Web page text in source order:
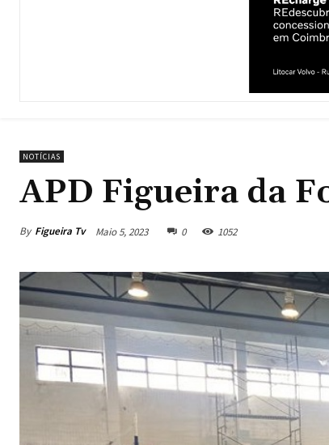
NOTÍCIAS
APD Figueira da
By Figueira Tv Maio 5, 2023 0 1052